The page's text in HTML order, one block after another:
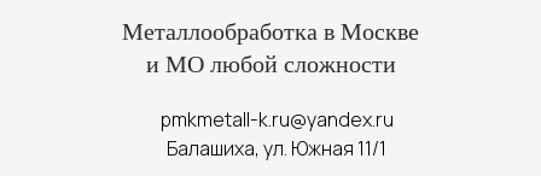
Металлообработка в Москве
и МО любой сложности
pmkmetall-k.ru@yandex.ru
Балашиха, ул. Южная 11/1